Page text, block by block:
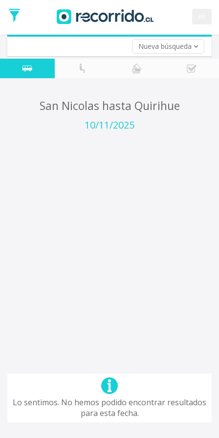
Nueva búsqueda
de
Ida
Vuelta (opcional)
Fecha
de
San Nicolas hasta Quirihue
10/11/2025
Lo sentimos. No hemos podido encontrar resultados
para esta fecha.